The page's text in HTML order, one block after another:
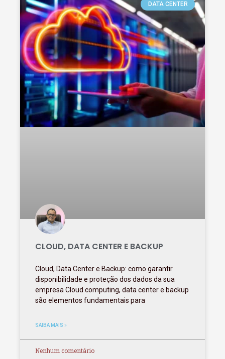
DATA CENTER
CLOUD, DATA CENTER E BACKUP
Cloud, Data Center e Backup: como garantir
disponibilidade e proteção dos dados da sua
empresa Cloud computing, data center e backup
são elementos fundamentais para
SAIBA MAIS »
Nenhum comentário